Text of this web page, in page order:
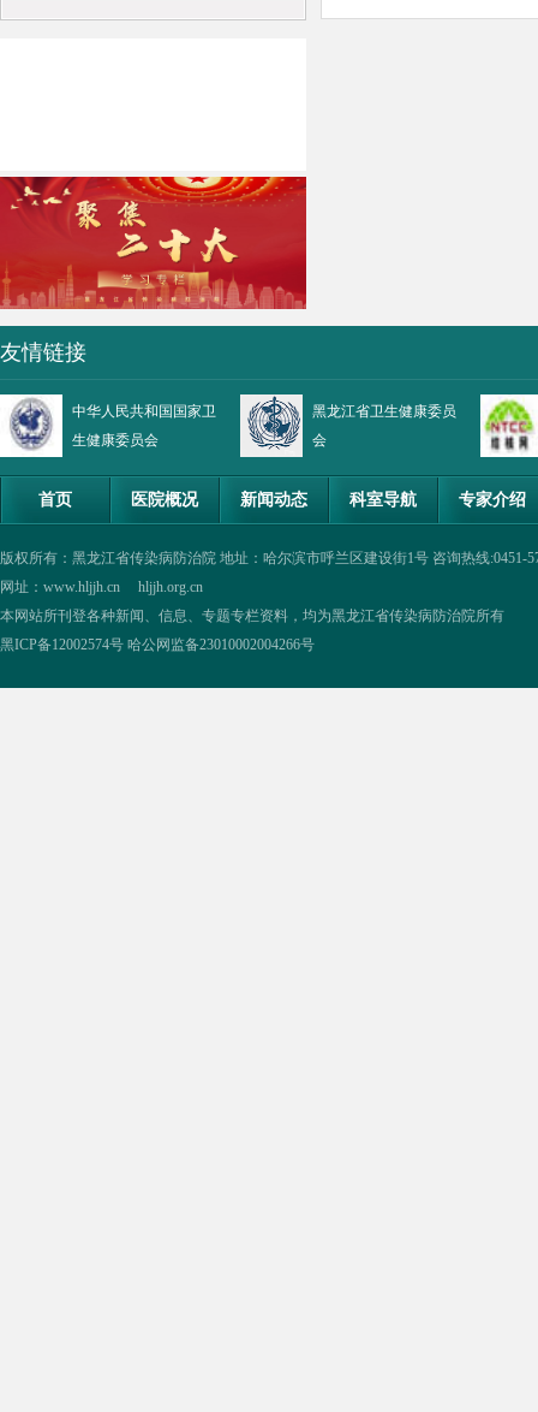
人才周”公开招聘 拟录取人员名单公示
友情链接
中华人民共和国国家卫
生健康委员会
黑龙江省卫生健康委员
会
首页 医院概况 新闻动态 科室导航 专家介绍
版权所有：黑龙江省传染病防治院 地址：哈尔滨市呼兰区建设街1号 咨询热线:0451-
网址：www.hljjh.cn hljjh.org.cn
本网站所刊登各种新闻、信息、专题专栏资料，均为黑龙江省传染病防治院所有
黑ICP备12002574号 哈公网监备23010002004266号